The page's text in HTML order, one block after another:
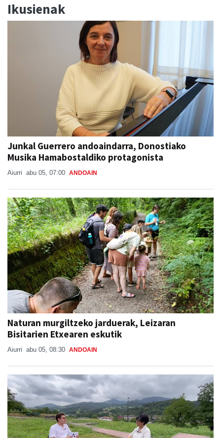
Ikusienak
Junkal Guerrero andoaindarra, Donostiako
Musika Hamabostaldiko protagonista
Aiurri abu 05, 07:00 ANDOAIN
Naturan murgiltzeko jarduerak, Leizaran
Bisitarien Etxearen eskutik
Aiurri abu 05, 08:30 ANDOAIN